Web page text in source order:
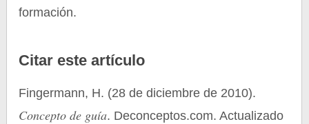
formación.
Citar este artículo
Fingermann, H. (28 de diciembre de 2010).
Concepto de guía. Deconceptos.com. Actualizado